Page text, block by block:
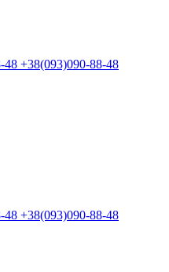
48 +38(093)090-88-48
48 +38(093)090-88-48